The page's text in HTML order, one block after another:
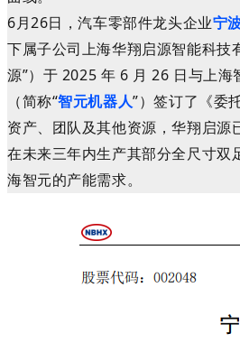
6月26日，汽车零部件龙头企业宁
下属子公司上海华翔启源智能科技
源”）于 2025 年 6 月 26 日与上海
（简称“智元机器人”）签订了《委
资产、团队及其他资源，华翔启源
在未来三年内生产其部分全尺寸双
海智元的产能需求。